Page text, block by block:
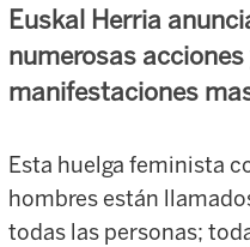
Euskal Herria
numerosas
manifestaciones
Esta huelga feminista
hombres están
todas las personas;